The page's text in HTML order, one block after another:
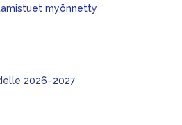
myönnetty
2026–2027